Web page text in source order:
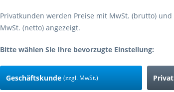
Privatkunden werden Preise mit MwSt. (brutto)
MwSt. (netto) angezeigt.
Bitte wählen Sie Ihre bevorzugte Einstellung:
Geschäftskunde (zzgl. MwSt.)